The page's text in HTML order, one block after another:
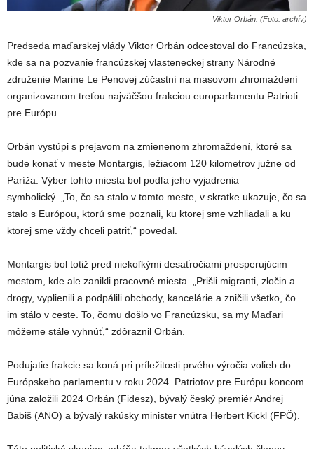
Viktor Orbán. (Foto: archív)
Predseda maďarskej vlády Viktor Orbán odcestoval do Francúzska,
kde sa na pozvanie francúzskej vlasteneckej strany Národné
združenie Marine Le Penovej zúčastní na masovom zhromaždení
organizovanom treťou najväčšou frakciou europarlamentu Patrioti
pre Európu.
Orbán vystúpi s prejavom na zmienenom zhromaždení, ktoré sa
bude konať v meste Montargis, ležiacom 120 kilometrov južne od
Paríža. Výber tohto miesta bol podľa jeho vyjadrenia
symbolický. „To, čo sa stalo v tomto meste, v skratke ukazuje, čo sa
stalo s Európou, ktorú sme poznali, ku ktorej sme vzhliadali a ku
ktorej sme vždy chceli patriť,“ povedal.
Montargis bol totiž pred niekoľkými desaťročiami prosperujúcim
mestom, kde ale zanikli pracovné miesta. „Prišli migranti, zločin a
drogy, vyplienili a podpálili obchody, kancelárie a zničili všetko, čo
im stálo v ceste. To, čomu došlo vo Francúzsku, sa my Maďari
môžeme stále vyhnúť,“ zdôraznil Orbán.
Podujatie frakcie sa koná pri príležitosti prvého výročia volieb do
Európskeho parlamentu v roku 2024. Patriotov pre Európu koncom
júna založili 2024 Orbán (Fidesz), bývalý český premiér Andrej
Babiš (ANO) a bývalý rakúsky minister vnútra Herbert Kickl (FPÖ).